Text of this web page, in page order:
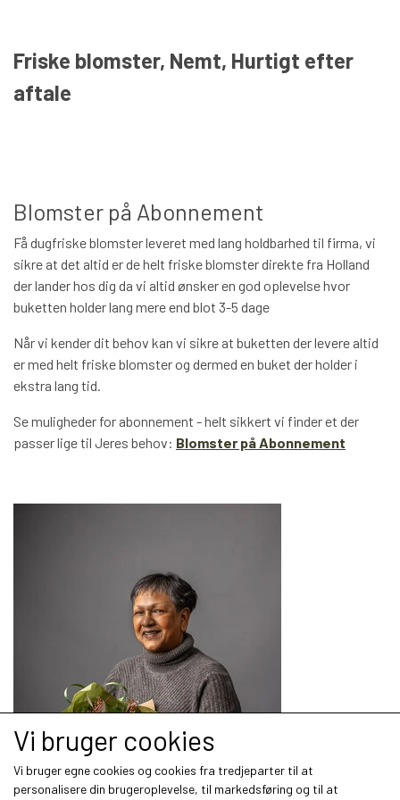
Friske blomster, Nemt, Hurtigt efter
aftale
Blomster på Abonnement
Få dugfriske blomster leveret med lang holdbarhed til firma, vi
sikre at det altid er de helt friske blomster direkte fra Holland
der lander hos dig da vi altid ønsker en god oplevelse hvor
buketten holder lang mere end blot 3-5 dage
Når vi kender dit behov kan vi sikre at buketten der levere altid
er med helt friske blomster og dermed en buket der holder i
ekstra lang tid.
Se muligheder for abonnement - helt sikkert vi finder et der
passer lige til Jeres behov: Blomster på Abonnement
Vi bruger cookies
Vi bruger egne cookies og cookies fra tredjeparter til at
personalisere din brugeroplevelse, til markedsføring og til at